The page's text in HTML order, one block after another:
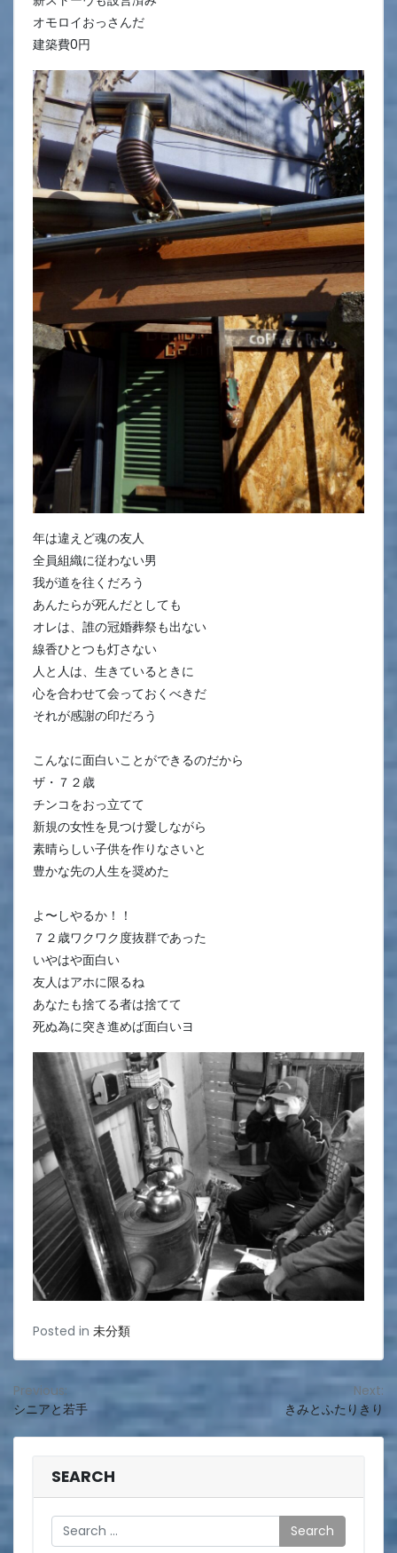
オモロイおっさんだ
建築費0円
年は違えど魂の友人
全員組織に従わない男
我が道を往くだろう
あんたらが死んだとしても
オレは、誰の冠婚葬祭も出ない
線香ひとつも灯さない
人と人は、生きているときに
心を合わせて会っておくべきだ
それが感謝の印だろう
こんなに面白いことができるのだから
ザ・７２歳
チンコをおっ立てて
新規の女性を見つけ愛しながら
素晴らしい子供を作りなさいと
豊かな先の人生を奨めた
よ〜しやるか！！
７２歳ワクワク度抜群であった
いやはや面白い
友人はアホに限るね
あなたも捨てる者は捨てて
死ぬ為に突き進めば面白いヨ
Posted in 未分類
投
稿
ビ
Previous:
シニアと若手
Next:
きみとふたりきり
SEARCH
Search